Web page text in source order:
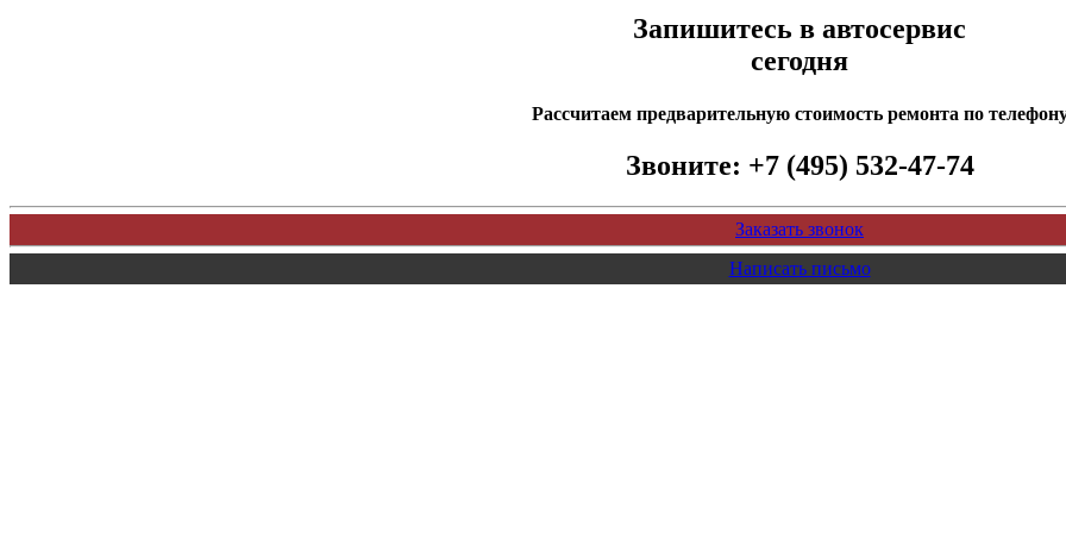
Запишитесь в автосервис
сегодня
Рассчитаем предварительную стоимость ремонта по
Звоните: +7 (495) 532-47-74
Заказать звонок
Написать письмо